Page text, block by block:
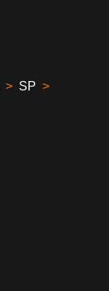
> SP >